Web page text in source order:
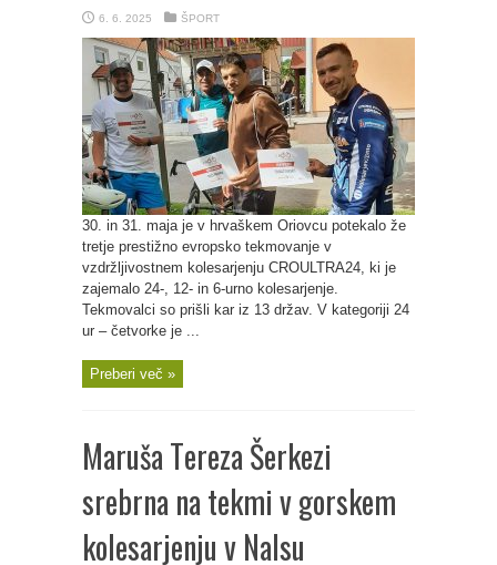
6. 6. 2025 ŠPORT
30. in 31. maja je v hrvaškem Oriovcu potekalo že
tretje prestižno evropsko tekmovanje v
vzdržljivostnem kolesarjenju CROULTRA24, ki je
zajemalo 24-, 12- in 6-urno kolesarjenje.
Tekmovalci so prišli kar iz 13 držav. V kategoriji 24
ur – četvorke je ...
Preberi več »
Maruša Tereza Šerkezi
srebrna na tekmi v gorskem
kolesarjenju v Nalsu